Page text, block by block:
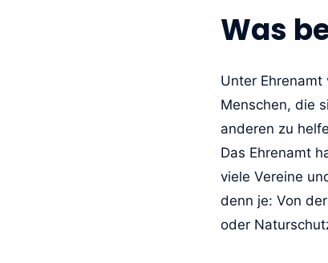
Was
Unter
Menschen, die
anderen zu
Das Ehrenamt
viele Vereine
denn je: Von
oder